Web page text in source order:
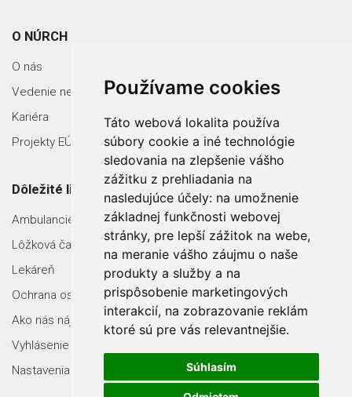
Používame cookies
Táto webová lokalita používa
súbory cookie a iné technológie
sledovania na zlepšenie vášho
zážitku z prehliadania na
nasledujúce účely: na umožnenie
základnej funkčnosti webovej
stránky, pre lepší zážitok na webe,
na meranie vášho záujmu o naše
produkty a služby a na
prispôsobenie marketingových
interakcií, na zobrazovanie reklám
ktoré sú pre vás relevantnejšie.
Súhlasím
O NÚRCH
O nás
Vedenie nemocnice
Kariéra
Projekty EÚ
Dôležité linky
Ambulancie
Lôžková časť
Lekáreň
Ochrana osobných údajov
Ako nás nájdete
Vyhlásenie o prístupnosti
Nastavenia Cookies